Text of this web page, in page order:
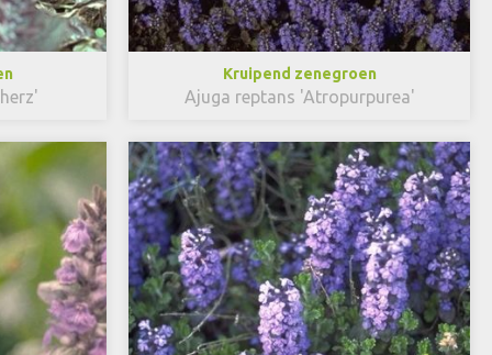
Kruipend zenegroen
Ajuga reptans 'Atropurpurea'